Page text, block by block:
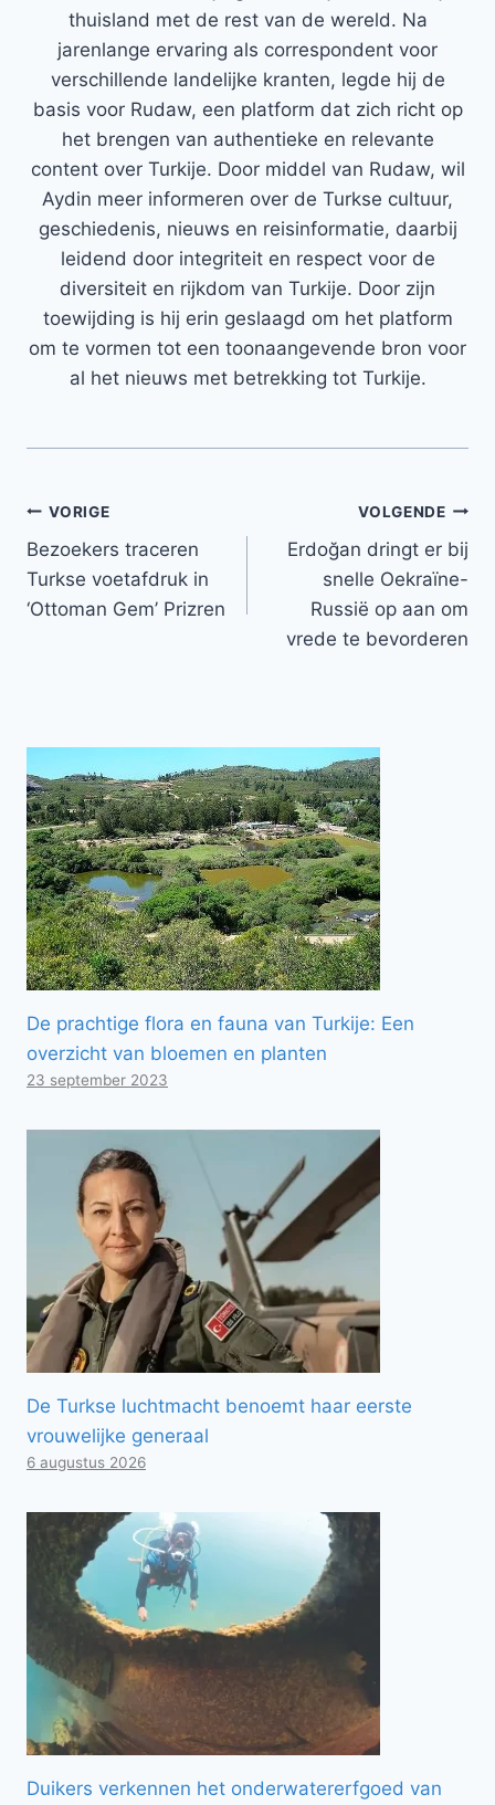
thuisland met de rest van de wereld. Na
jarenlange ervaring als correspondent voor
verschillende landelijke kranten, legde hij de
basis voor Rudaw, een platform dat zich richt op
het brengen van authentieke en relevante
content over Turkije. Door middel van Rudaw, wil
Aydin meer informeren over de Turkse cultuur,
geschiedenis, nieuws en reisinformatie, daarbij
leidend door integriteit en respect voor de
diversiteit en rijkdom van Turkije. Door zijn
toewijding is hij erin geslaagd om het platform
om te vormen tot een toonaangevende bron voor
al het nieuws met betrekking tot Turkije.
Bericht
navigatie
VORIGE
Bezoekers traceren
Turkse voetafdruk in
‘Ottoman Gem’ Prizren
VOLGENDE
Erdoğan dringt er bij
snelle Oekraïne-
Russië op aan om
vrede te bevorderen
De prachtige flora en fauna van Turkije: Een
overzicht van bloemen en planten
23 september 2023
De Turkse luchtmacht benoemt haar eerste
vrouwelijke generaal
6 augustus 2026
Duikers verkennen het onderwatererfgoed van